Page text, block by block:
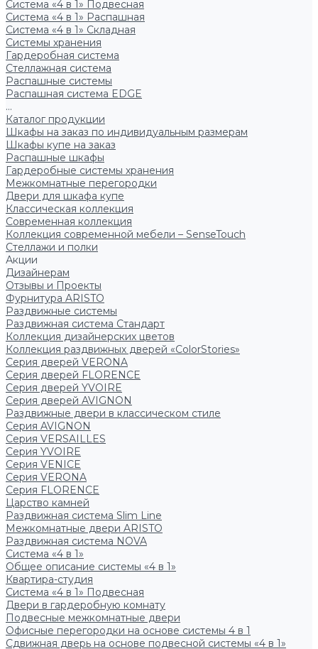
Система «4 в 1» Подвесная
Система «4 в 1» Распашная
Система «4 в 1» Складная
Системы хранения
Гардеробная система
Стеллажная система
Распашные системы
Распашная система EDGE
...
Каталог продукции
Шкафы на заказ по индивидуальным размерам
Шкафы купе на заказ
Распашные шкафы
Гардеробные системы хранения
Межкомнатные перегородки
Двери для шкафа купе
Классическая коллекция
Современная коллекция
Коллекция современной мебели – SenseTouch
Стеллажи и полки
Акции
Дизайнерам
Отзывы и Проекты
Фурнитура ARISTO
Раздвижные системы
Раздвижная система Стандарт
Коллекция дизайнерских цветов
Коллекция раздвижных дверей «ColorStories»
Серия дверей VERONA
Серия дверей FLORENCE
Серия дверей YVOIRE
Серия дверей AVIGNON
Раздвижные двери в классическом стиле
Серия AVIGNON
Серия VERSAILLES
Серия YVOIRE
Серия VENICE
Серия VERONA
Серия FLORENCE
Царство камней
Раздвижная система Slim Line
Межкомнатные двери ARISTO
Раздвижная система NOVA
Система «4 в 1»
Общее описание системы «4 в 1»
Квартира-студия
Система «4 в 1» Подвесная
Двери в гардеробную комнату
Подвесные межкомнатные двери
Офисные перегородки на основе системы 4 в 1
Сдвижная дверь на основе подвесной системы «4 в 1»